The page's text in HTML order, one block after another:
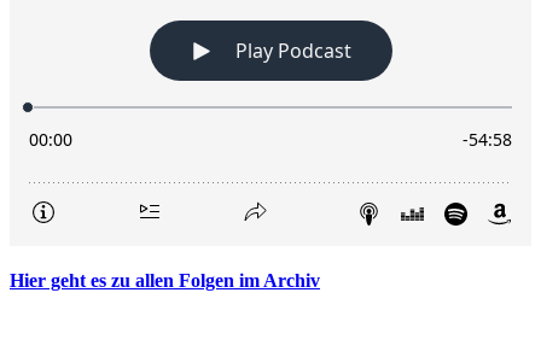
Hier geht es zu allen Folgen im Archiv